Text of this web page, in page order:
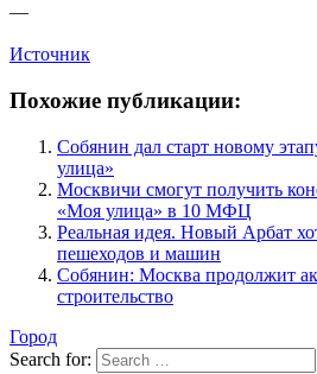
—
Источник
Похожие публикации:
Собянин дал старт новому
улица»
Москвичи смогут получить
«Моя улица» в 10 МФЦ
Реальная идея. Новый Арбат
пешеходов и машин
Собянин: Москва продолжит
строительство
Город
Search for: